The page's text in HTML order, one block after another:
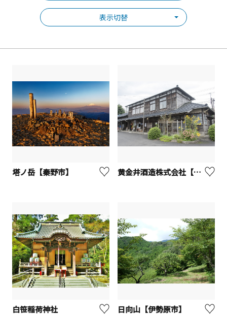
表示切替
塔ノ岳【秦野市】 黄金井酒造株式会社【厚木市】
白笹稲荷神社 日向山【伊勢原市】